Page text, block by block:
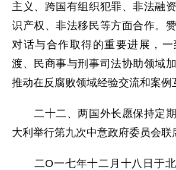
主义、跨国有组织犯罪、非法融
识产权、非法移民等方面合作。
对话与合作取得的重要进展，一
渡、民商事与刑事司法协助领域
推动在反腐败领域经验交流和案例
二十二、两国外长愿保持定期
大利举行第九次中意政府委员会联
二O一七年十二月十八日于北